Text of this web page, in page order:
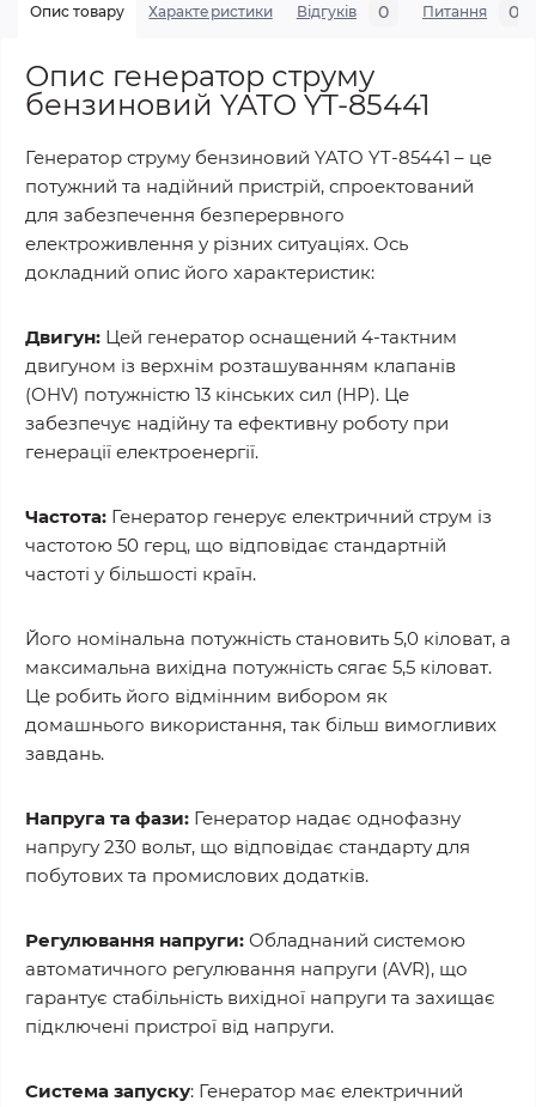
Опис товару Характеристики Відгуків 0 Питання 0
Опис генератор струму
бензиновий YATO YT-85441
Генератор струму бензиновий YATO YT-85441 – це
потужний та надійний пристрій, спроектований
для забезпечення безперервного
електроживлення у різних ситуаціях. Ось
докладний опис його характеристик:
Двигун: Цей генератор оснащений 4-тактним
двигуном із верхнім розташуванням клапанів
(OHV) потужністю 13 кінських сил (HP). Це
забезпечує надійну та ефективну роботу при
генерації електроенергії.
Частота: Генератор генерує електричний струм із
частотою 50 герц, що відповідає стандартній
частоті у більшості країн.
Його номінальна потужність становить 5,0 кіловат, а
максимальна вихідна потужність сягає 5,5 кіловат.
Це робить його відмінним вибором як
домашнього використання, так більш вимогливих
завдань.
Напруга та фази: Генератор надає однофазну
напругу 230 вольт, що відповідає стандарту для
побутових та промислових додатків.
Регулювання напруги: Обладнаний системою
автоматичного регулювання напруги (AVR), що
гарантує стабільність вихідної напруги та захищає
підключені пристрої від напруги.
Система запуску: Генератор має електричний